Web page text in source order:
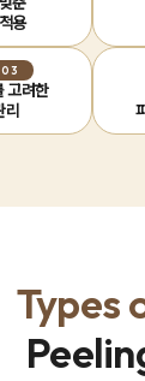
용
03
고려한
리
Types